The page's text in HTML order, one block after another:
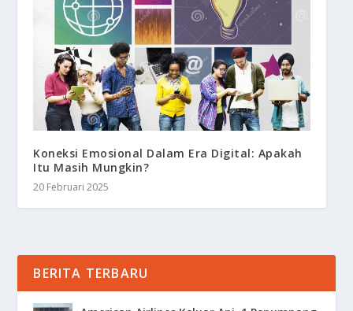
Koneksi Emosional Dalam Era Digital: Apakah
Itu Masih Mungkin?
20 Februari 2025
BERITA TERBARU